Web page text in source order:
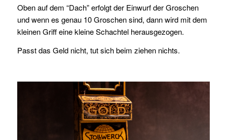
Oben auf dem “Dach” erfolgt der Einwurf der Groschen
und wenn es genau 10 Groschen sind, dann wird mit dem
kleinen Griff eine kleine Schachtel herausgezogen.
Passt das Geld nicht, tut sich beim ziehen nichts.